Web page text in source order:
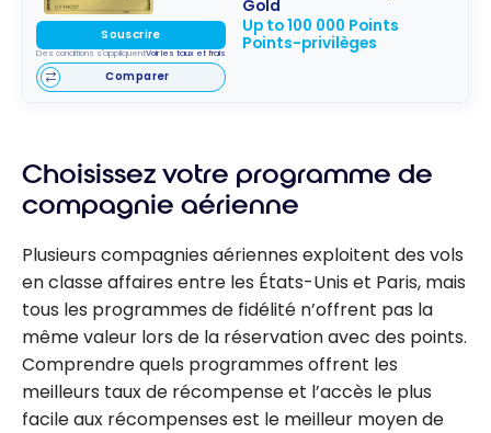
Gold
Up to 100 000 Points
Points-privilèges
Souscrire
Des conditions s'appliquentVoir les taux et frais
Comparer
Choisissez votre programme de
compagnie aérienne
Plusieurs compagnies aériennes exploitent des vols
en classe affaires entre les États-Unis et Paris, mais
tous les programmes de fidélité n’offrent pas la
même valeur lors de la réservation avec des points.
Comprendre quels programmes offrent les
meilleurs taux de récompense et l’accès le plus
facile aux récompenses est le meilleur moyen de